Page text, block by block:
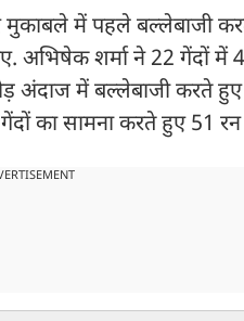
मुकाबले में पहले बल्लेबाजी
अभिषेक शर्मा ने 22 गेंदों
अंदाज में बल्लेबाजी करते हुए
का सामना करते हुए 51 रन